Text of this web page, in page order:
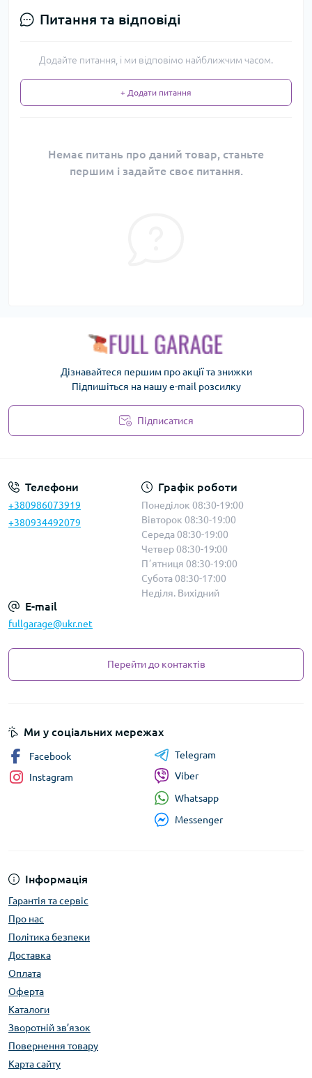
Питання та відповіді
Додайте питання, і ми відповімо найближчим часом.
+ Додати питання
Немає питань про даний товар, станьте
першим і задайте своє питання.
Дізнавайтеся першим про акції та знижки
Підпишіться на нашу e-mail розсилку
Підписатися
Телефони
+380986073919
+380934492079
Графік роботи
Понеділок 08:30-19:00
Вівторок 08:30-19:00
Середа 08:30-19:00
Четвер 08:30-19:00
Пʼятниця 08:30-19:00
Субота 08:30-17:00
Неділя. Вихідний
E-mail
fullgarage@ukr.net
Перейти до контактів
Інформація
Гарантія та сервіс
Про нас
Політика безпеки
Доставка
Оплата
Оферта
Каталоги
Зворотній зв’язок
Повернення товару
Карта сайту
Ми у соціальних мережах
Facebook
Instagram
Telegram
Viber
Whatsapp
Messenger